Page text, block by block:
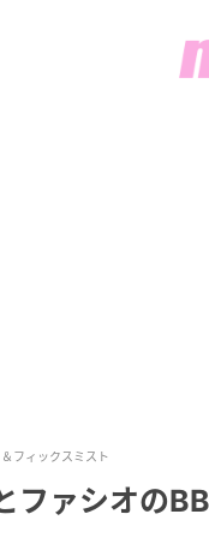
フィックスミスト
ァシオの